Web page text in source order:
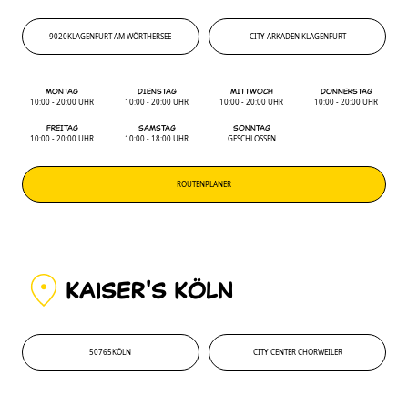
9020KLAGENFURT AM WÖRTHERSEE
CITY ARKADEN KLAGENFURT
ROUTENPLANER
MONTAG
10:00 - 20:00 UHR
DIENSTAG
10:00 - 20:00 UHR
MITTWOCH
10:00 - 20:00 UHR
DONNERSTAG
10:00 - 20:00 UHR
FREITAG
10:00 - 20:00 UHR
SAMSTAG
10:00 - 18:00 UHR
SONNTAG
GESCHLOSSEN
KAiSER'S KÖLN
50765KÖLN
CITY CENTER CHORWEILER